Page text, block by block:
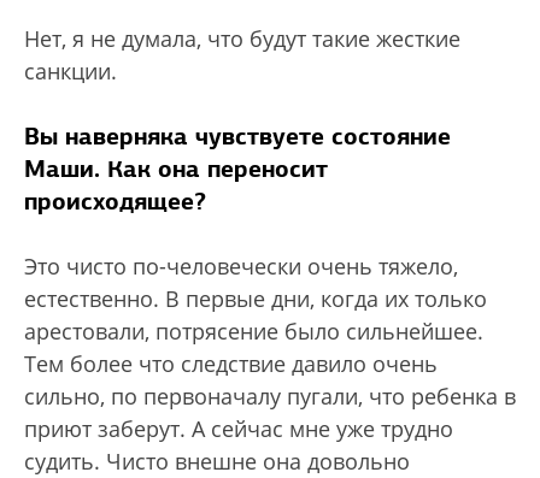
Нет, я не думала, что будут такие жесткие
санкции.
Вы наверняка чувствуете состояние
Маши. Как она переносит
происходящее?
Это чисто по-человечески очень тяжело,
естественно. В первые дни, когда их только
арестовали, потрясение было сильнейшее.
Тем более что следствие давило очень
сильно, по первоначалу пугали, что ребенка в
приют заберут. А сейчас мне уже трудно
судить. Чисто внешне она довольно